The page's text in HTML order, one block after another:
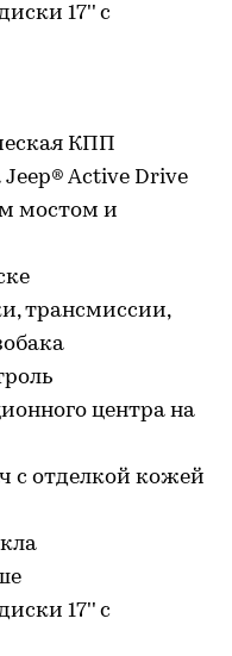
17'' с
КПП
Active Drive
мостом и
трансмиссии,
центра на
с отделкой кожей
17'' с